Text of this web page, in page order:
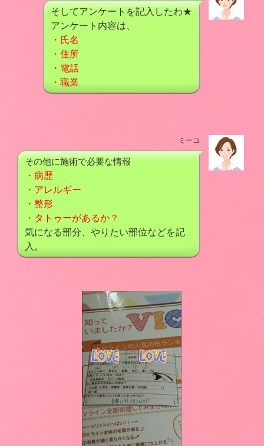
そしてアンケートを記入したわ★
アンケート内容は、
・氏名
・住所
・電話
・職業
ミーコ
その他に施術で必要な情報
・病歴
・アレルギー
・整形
・タトゥーがあるか？
気になる部分、やりたい部位などを記
入。